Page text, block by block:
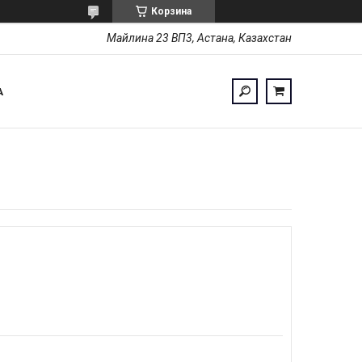
Корзина
Майлина 23 ВП3, Астана, Казахстан